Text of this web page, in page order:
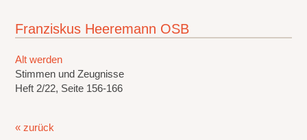
Franziskus Heeremann OSB
Alt werden
Stimmen und Zeugnisse
Heft 2/22, Seite 156-166
« zurück